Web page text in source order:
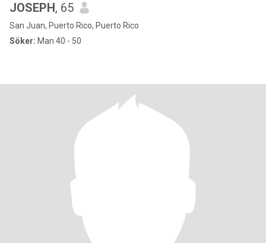
JOSEPH, 65
San Juan, Puerto Rico, Puerto Rico
Söker: Man 40 - 50